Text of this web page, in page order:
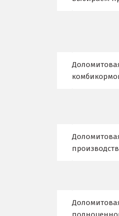
Верхняя Пышма
Владикавказ